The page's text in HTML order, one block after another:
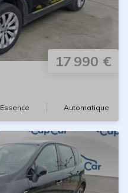
17 990 €
Essence Automatique